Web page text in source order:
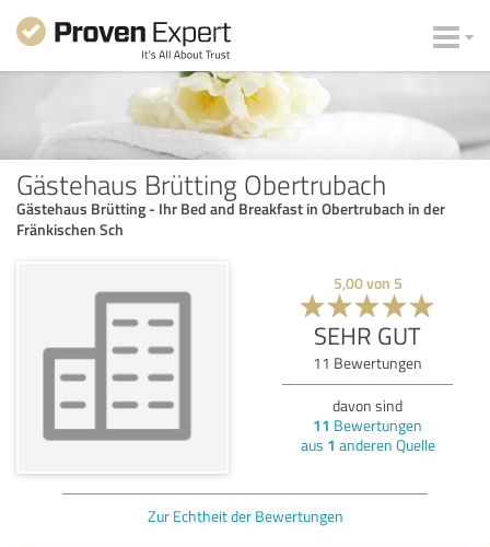
Gästehaus Brütting Obertrubach
Gästehaus Brütting - Ihr Bed and Breakfast in Obertrubach in der
Fränkischen Sch
5,00von 5
SEHR GUT
11 Bewertungen
davon sind
11 Bewertungen
aus 1 anderen Quelle
Zur Echtheit der Bewertungen